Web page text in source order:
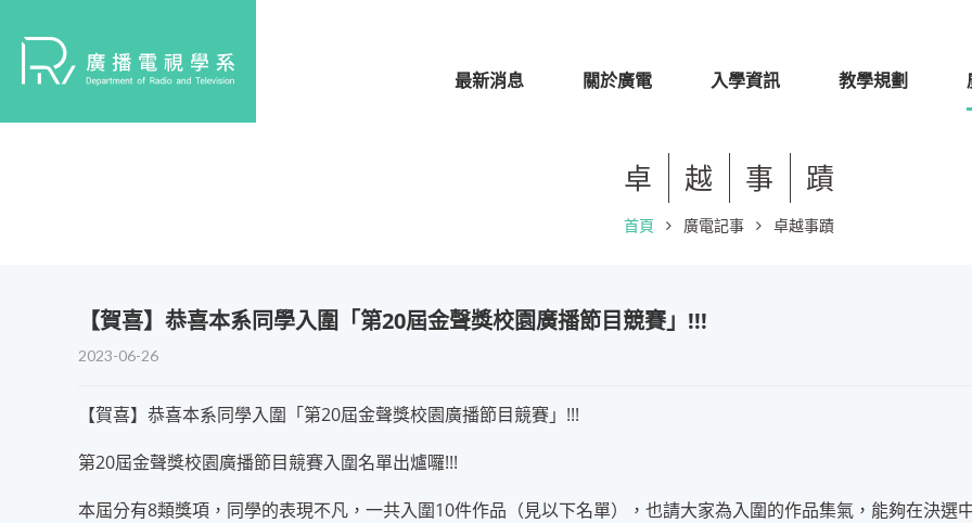
最新消息 關於廣電 入學資訊 教學規劃
卓 越 事 蹟
首頁 廣電記事 卓越事蹟
【賀喜】恭喜本系同學入圍「第20屆金聲獎校園廣播節目競賽」!!!
2023-06-26
【賀喜】恭喜本系同學入圍「第20屆金聲獎校園廣播節目競賽」!!!
第20屆金聲獎校園廣播節目競賽入圍名單出爐囉!!!
本屆分有8類獎項，同學的表現不凡，一共入圍10件作品（見以下名單），也請大家為入圍的作品集氣，能夠在決選